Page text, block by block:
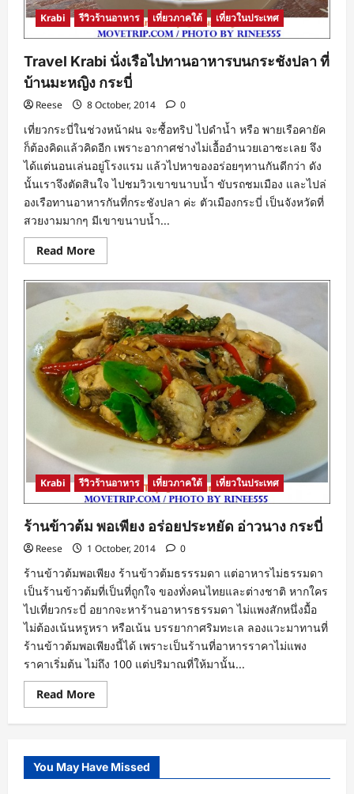
Krabi รีวิวร้านอาหาร เที่ยวภาคใต้ เที่ยวในประเทศ
Travel Krabi นั่งเรือไปทานอาหารบนกระชังปลา ที่
บ้านมะหญิง กระบี่
Reese 8 October, 2014 0
เที่ยวกระบี่ในช่วงหน้าฝน จะซื้อทริป ไปดำน้ำ หรือ พายเรือคายัค
ก็ต้องคิดแล้วคิดอีก เพราะอากาศช่างไม่เอื้ออำนวยเอาซะเลย จึง
ได้แต่นอนเล่นอยู่โรงแรม แล้วไปหาของอร่อยๆทานกันดีกว่า ดัง
นั้นเราจึงตัดสินใจ ไปชมวิวเขาขนาบน้ำ ขับรถชมเมือง และไปล่
องเรือทานอาหารกันที่กระชังปลา ค่ะ ตัวเมืองกระบี่ เป็นจังหวัดที่
สวยงามมากๆ มีเขาขนาบน้ำ...
Read MoreRead
more
Travel
Krabi
นั่ง
เรือ
ไป
ทาน
อาหาร
บน
กระชัง
ปลา
ที่
บ้าน
มะ
หญิง
กระบี่
Krabi รีวิวร้านอาหาร เที่ยวภาคใต้ เที่ยวในประเทศ
ร้านข้าวต้ม พอเพียง อร่อยประหยัด อ่าวนาง กระบี่
Reese 1 October, 2014 0
ร้านข้าวต้มพอเพียง ร้านข้าวต้มธรรรมดา แต่อาหารไม่ธรรมดา
เป็นร้านข้าวต้มที่เป็นที่ถูกใจ ของทั่งคนไทยและต่างชาติ หากใคร
ไปเที่ยวกระบี่ อยากจะหาร้านอาหารธรรมดา ไม่แพงสักหนึ่งมื้อ
ไม่ต้องเน้นหรูหรา หรือเน้น บรรยากาศริมทะเล ลองแวะมาทานที่
ร้านข้าวต้มพอเพียงนี้ได้ เพราะเป็นร้านที่อาหารราคาไม่แพง
ราคาเริ่มต้น ไม่ถึง 100 แต่ปริมาณที่ให้มานั้น...
Read MoreRead
more
ร้าน
เพียง
อร่อย
ประหยัด
You May Have Missed